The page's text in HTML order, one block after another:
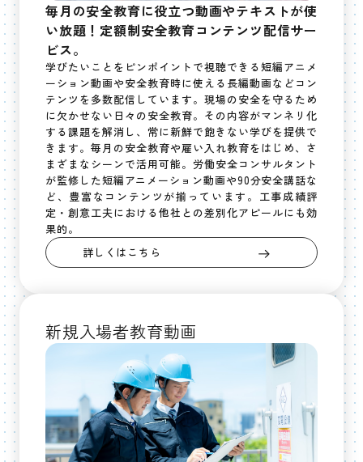
毎月の安全教育に役立つ動画やテキストが使
い放題！定額制安全教育コンテンツ配信サー
ビス。
学びたいことをピンポイントで視聴できる短編アニメ
ーション動画や安全教育時に使える長編動画などコン
テンツを多数配信しています。現場の安全を守るため
に欠かせない日々の安全教育。その内容がマンネリ化
する課題を解消し、常に新鮮で飽きない学びを提供で
きます。毎月の安全教育や雇い入れ教育をはじめ、さ
まざまなシーンで活用可能。労働安全コンサルタント
が監修した短編アニメーション動画や90分安全講話な
ど、豊富なコンテンツが揃っています。工事成績評
定・創意工夫における他社との差別化アピールにも効
果的。
詳しくはこちら
新規入場者教育動画